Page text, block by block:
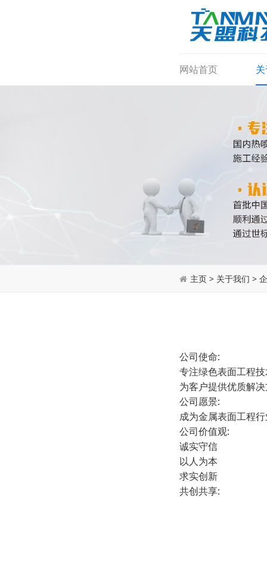
网站首页
主页 > 关于我们 >
公司使命:
专注绿色表面工程
为客户提供优质解
公司愿景:
成为金属表面工程
公司价值观:
诚实守信
以人为本
求实创新
共创共享: